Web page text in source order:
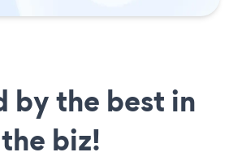
by the best in
the biz!